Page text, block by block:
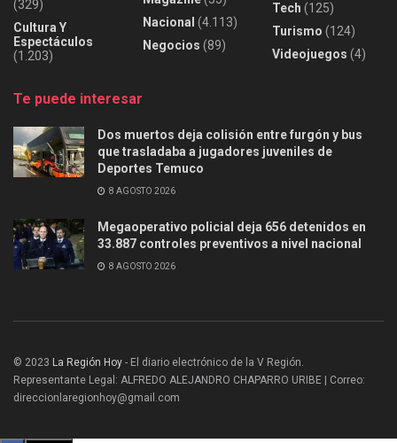
(329)
Cultura Y
Espectáculos
(1.203)
Nacional (4.113)
Negocios (89)
Tech (125)
Turismo (124)
Videojuegos (4)
Te puede interesar
Dos muertos deja colisión entre furgón y bus
que trasladaba a jugadores juveniles de
Deportes Temuco
8 AGOSTO 2026
Megaoperativo policial deja 656 detenidos en
33.887 controles preventivos a nivel nacional
8 AGOSTO 2026
© 2023 La Región Hoy - El diario electrónico de la V Región.
Representante Legal: ALFREDO ALEJANDRO CHAPARRO URIBE | Correo:
direccionlaregionhoy@gmail.com